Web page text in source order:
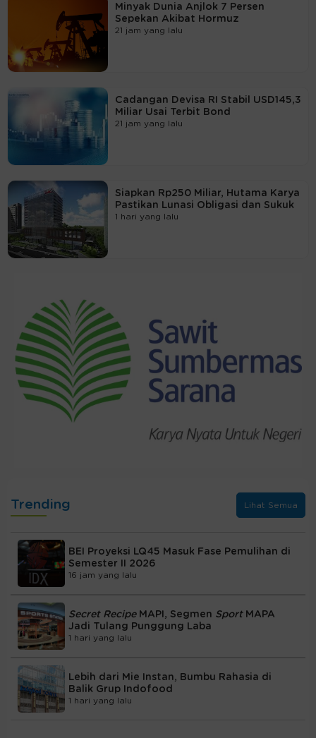
Minyak Dunia Anjlok 7 Persen
Sepekan Akibat Hormuz
21 jam yang lalu
Cadangan Devisa RI Stabil USD145,3
Miliar Usai Terbit Bond
21 jam yang lalu
Siapkan Rp250 Miliar, Hutama Karya
Pastikan Lunasi Obligasi dan Sukuk
1 hari yang lalu
Trending Lihat Semua
BEI Proyeksi LQ45 Masuk Fase Pemulihan di
Semester II 2026
16 jam yang lalu
Secret RecipeMAPI, Segmen Sport MAPA
Jadi Tulang Punggung Laba
1 hari yang lalu
Lebih dari Mie Instan, Bumbu Rahasia di
Balik Grup Indofood
1 hari yang lalu